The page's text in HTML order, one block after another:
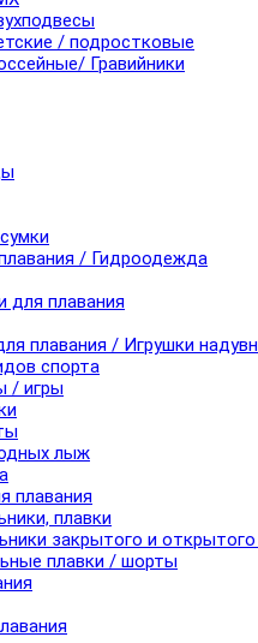
/ подростковые
Гравийники
/ Гидроодежда
для плавания
плавания / Игрушки
спорта
/ игры
лыж
плавания
плавки
закрытого и
плавки / шорты